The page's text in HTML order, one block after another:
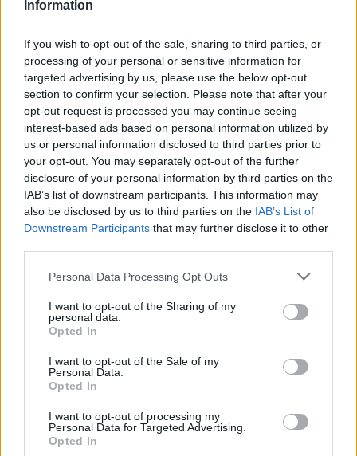
Information
If you wish to opt-out of the sale, sharing to third parties, or
processing of your personal or sensitive information for
targeted advertising by us, please use the below opt-out
section to confirm your selection. Please note that after your
opt-out request is processed you may continue seeing
interest-based ads based on personal information utilized by
us or personal information disclosed to third parties prior to
your opt-out. You may separately opt-out of the further
disclosure of your personal information by third parties on the
IAB’s list of downstream participants. This information may
also be disclosed by us to third parties on the IAB’s List of
Downstream Participants that may further disclose it to other
Personal Data Processing Opt Outs
I want to opt-out of the Sharing of my
personal data.
Opted In
I want to opt-out of the Sale of my
Personal Data.
Opted In
I want to opt-out of processing my
Personal Data for Targeted Advertising.
Opted In
Aukció neve: KARÁCSONYI AUKCIÓ 2019.11.25.-12.08. Festmény,
Grafika, Műtárgy, Ékszer
Aukció dátuma: 2019.12.08
Aukció ideje: 20:00
https://www.amordelarte.hu/aukciok/
Tételszám: 217
Eladó adatai
Eladó:
Aukciósház
Cím: Ráduly Zoltán
Sopron
Telefon: 06202391066
Bemutatkozás: A cég főtevékenysége minden olyan
tevékenység, mely kapcsolatban áll a festmények és műtárgyak